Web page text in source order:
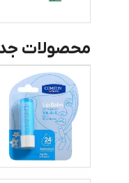
محصولات